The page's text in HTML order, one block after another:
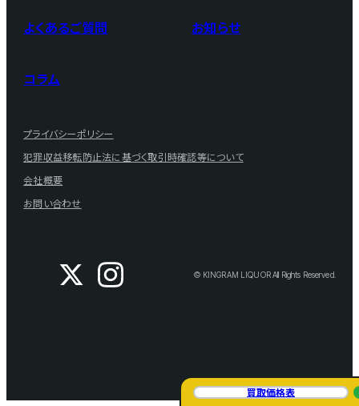
買取価格表
よくあるご質問 お知らせ
コラム
プライバシーポリシー
犯罪収益移転防止法に基づく取引時確認等について
会社概要
お問い合わせ
© KINGRAM LIQUOR All Rights Reserved.